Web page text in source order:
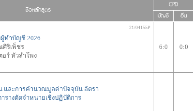
ชื่อหลักสูตร
CPD
บัญชี อื่น
ผู้ทำบัญชี 2026
ศิริเพ็ชร
อร์ หัวลำโพง
21/04155P
6:0 0:0
น และการคำนวณมูลค่าปัจจุบัน อัตรา
รางตัดจำหน่ายเชิงปฏิบัติการ